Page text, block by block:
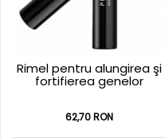
Rimel pentru alungirea şi
fortifierea genelor
62,70 RON